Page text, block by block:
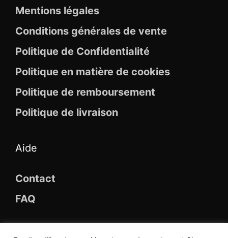
Mentions légales
Conditions générales de vente
Politique de Confidentialité
Politique en matière de cookies
Politique de remboursement
Politique de livraison
Aide
Contact
FAQ